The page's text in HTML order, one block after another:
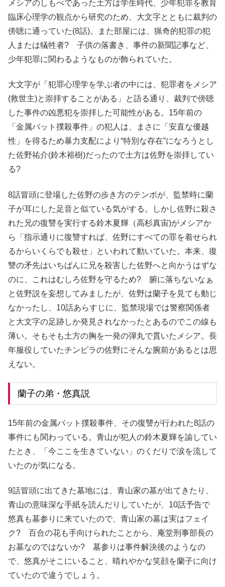
メシアのしもべであった土方は学生時代、少年犯罪を教育
臨床心理学の観点から研究のため、大文字とともに裁判の
傍聴に通っていた(8話)。また部屋には、猟奇的犯罪の犯
人または犠牲者? 子供の落書き、事件の新聞記事など、
少年犯罪に関わるようなものが飾られていた。
大文字が「犯罪心理学を学ぶ者の中には、犯罪者をメシア
(救世主)と崇拝することがある」と語る通り、裁判で傍聴
した事件の凶悪犯を崇拝した可能性がある。15年前の
「金属バット撲殺事件」の犯人は、まさに「安直な優越
性」を得るため暴力支配により“特別な存在”になろうとし
た佐野祐介(鈴木裕樹)だったので土方は佐野を崇拝してい
る?
8話冒頭に登場した佐野の歩き方のテンポが、監禁時に蘭
子が耳にした足音と似ている気がする。しかし佐野に殺さ
れた兄の復讐を実行する鈴木夏輝（高杉真宙)がメシアか
ら「指示通りに復讐すれば、佐野にすべての罪を着せられ
るからいくらでも殺せ」といわれて動いていた。本来、復
讐の矛先はいちばんに兄を殺害した佐野へと向かうはずな
のに、これはむしろ佐野を守るため? 腑に落ちないなぁ
と佐野説を妄想してみましたが、佐野は蘭子を見ても動じ
なかったし、10話あらすじに、監禁現場では警察関係者
と大文字の足跡しか発見されなかったとあるのでこの線も
薄い。そもそも土方の胸を一発の弾丸で貫いたメシア。長
年服役していたチンピラの佐野にそんな腕前があるとは思
えない。
蘭子の弟・悠真説
15年前の金属バット撲殺事件、その復讐が行われた8話の
事件にも関わっている。青山が犯人の鈴木夏輝を諭してい
たとき、「今ここを生きていない」のくだりで涙を流して
いたのが気になる。
9話冒頭に出てきた墓地には、青山家の墓が出てきたり、
青山の意味深な手紙を読んだりしていたが、10話予告で
悠真も墓参りに来ていたので、青山家の墓は実はフェイ
ク? 百合の花も手向けられたことから、庵堂刑事部長の
お墓なのではないか? 墓参りは事件解決後のようなの
で、悠真がそこにいること、晴れやかな笑顔を蘭子に向け
ていたので違うでしょう。